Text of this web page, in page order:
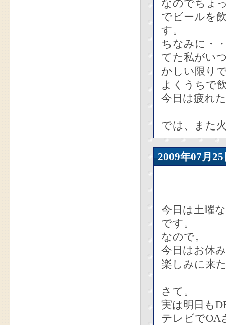
なのでちょ
でビールを
す。
ちなみに・
てた私がい
かしい限り
よくうちで
今日は疲れ
では、また
2009年07
今日は土曜
です。
なので。
今日はお休
楽しみに来
さて。
実は明日も
テレビでOA